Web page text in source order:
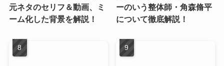
元ネタのセリフ＆動画、ミ
ーム化した背景を解説！
ーのいう整体師・角森脩平
について徹底解説！